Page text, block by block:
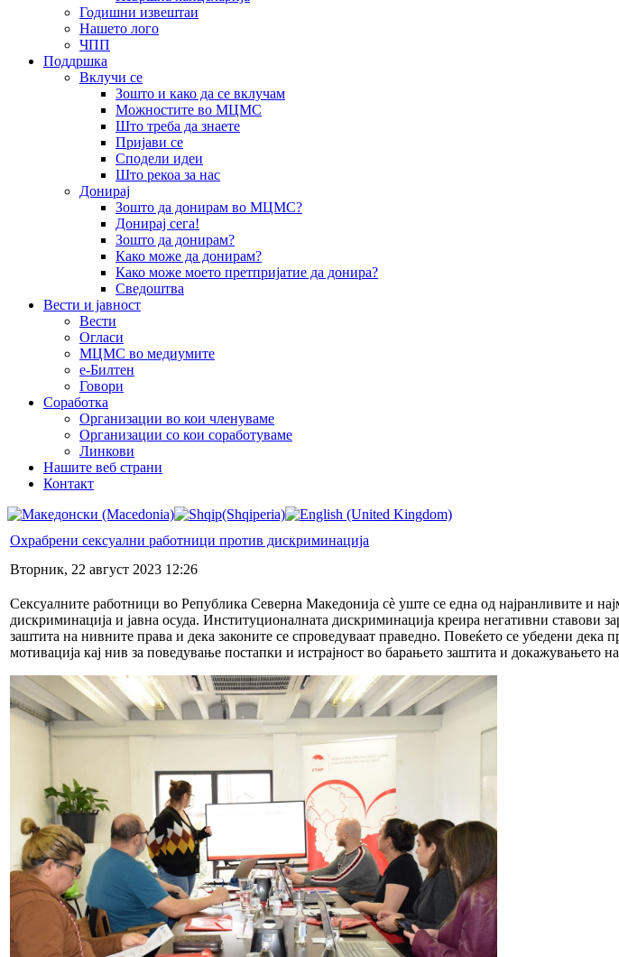
Годишни извештаи
Нашето лого
ЧПП
Поддршка
Вклучи се
Зошто и како да се вклучам
Можностите во МЦМС
Што треба да знаете
Пријави се
Сподели идеи
Што рекоа за нас
Донирај
Зошто да донирам во МЦМС?
Донирај сега!
Зошто да донирам?
Како може да донирам?
Како може моето претпријатие да донира?
Сведоштва
Вести и јавност
Вести
Огласи
МЦМС во медиумите
е-Билтен
Говори
Соработка
Организации во кои членуваме
Организации со кои соработуваме
Линкови
Нашите веб страни
Контакт
Охрабрени сексуални работници против дискриминација
Вторник, 22 август 2023 12:26
Сексуалните работници во Република Северна Македонија сѐ уште се една од најранливите и
дискриминација и јавна осуда. Институционалната дискриминација креира негативни ставови
заштита на нивните права и дека законите се спроведуваат праведно. Повеќето се убедени
мотивација кај нив за поведување постапки и истрајност во барањето заштита и докажувањето